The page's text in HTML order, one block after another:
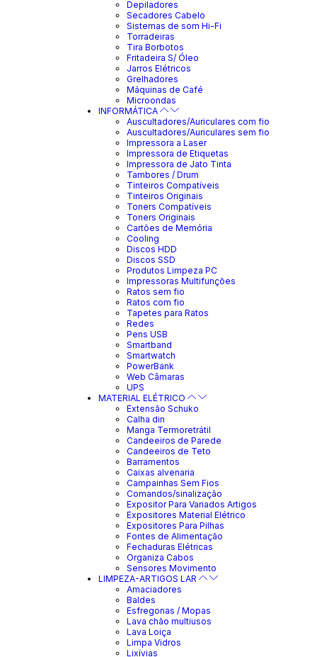
Depiladores
Secadores Cabelo
Sistemas de som Hi-Fi
Torradeiras
Tira Borbotos
Fritadeira S/ Óleo
Jarros Elétricos
Grelhadores
Máquinas de Café
Microondas
INFORMÁTICA
Auscultadores/Auriculares com fio
Auscultadores/Auriculares sem fio
Impressora a Laser
Impressora de Etiquetas
Impressora de Jato Tinta
Tambores / Drum
Tinteiros Compatíveis
Tinteiros Originais
Toners Compatíveis
Toners Originais
Cartões de Memória
Cooling
Discos HDD
Discos SSD
Produtos Limpeza PC
Impressoras Multifunções
Ratos sem fio
Ratos com fio
Tapetes para Ratos
Redes
Pens USB
Smartband
Smartwatch
PowerBank
Web Câmaras
UPS
MATERIAL ELÉTRICO
Extensão Schuko
Calha din
Manga Termoretrátil
Candeeiros de Parede
Candeeiros de Teto
Barramentos
Caixas alvenaria
Campainhas Sem Fios
Comandos/sinalização
Expositor Para Variados Artigos
Expositores Material Elétrico
Expositores Para Pilhas
Fontes de Alimentação
Fechaduras Elétricas
Organiza Cabos
Sensores Movimento
LIMPEZA-ARTIGOS LAR
Amaciadores
Baldes
Esfregonas / Mopas
Lava chão multiusos
Lava Loiça
Limpa Vidros
Lixívias